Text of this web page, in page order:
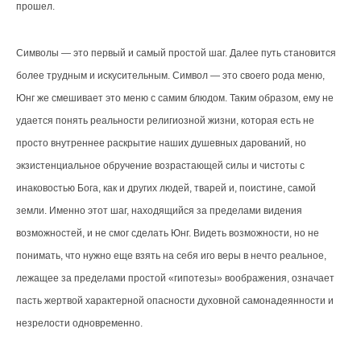
прошел.
Символы — это первый и самый простой шаг. Далее путь становится
более трудным и искусительным. Символ — это своего рода меню,
Юнг же смешивает это меню с самим блюдом. Таким образом, ему не
удается понять реальности религиозной жизни, которая есть не
просто внутреннее раскрытие наших душевных дарований, но
экзистенциальное обручение возрастающей силы и чистоты с
инаковостью Бога, как и других людей, тварей и, поистине, самой
земли. Именно этот шаг, находящийся за пределами видения
возможностей, и не смог сделать Юнг. Видеть возможности, но не
понимать, что нужно еще взять на себя иго веры в нечто реальное,
лежащее за пределами простой «гипотезы» воображения, означает
пасть жертвой характерной опасности духовной самонадеянности и
незрелости одновременно.